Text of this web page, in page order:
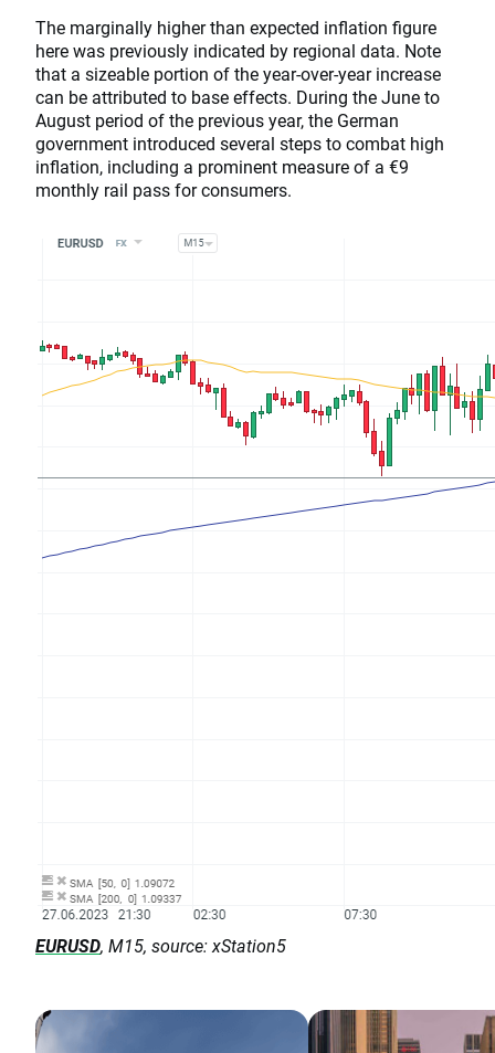
The marginally higher than expected inflation figure
here was previously indicated by regional data. Note
that a sizeable portion of the year-over-year increase
can be attributed to base effects. During the June to
August period of the previous year, the German
government introduced several steps to combat high
inflation, including a prominent measure of a €9
monthly rail pass for consumers.
EURUSD, M15, source: xStation5